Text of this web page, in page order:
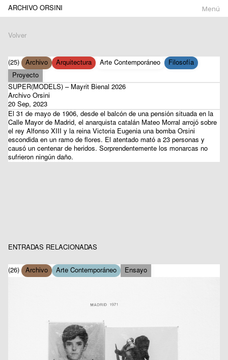
ARCHIVO ORSINI Menú
Volver
(25) Archivo Arquitectura Arte Contemporáneo
Filosofía
Proyecto
SUPER(MODELS) – Mayrit Bienal 2026
Archivo Orsini
20 Sep, 2023
El 31 de mayo de 1906, desde el balcón de una pensión situada en la
Calle Mayor de Madrid, el anarquista catalán Mateo Morral arrojó sobre
el rey Alfonso XIII y la reina Victoria Eugenia una bomba Orsini
escondida en un ramo de ﬂores. El atentado mató a 23 personas y
causó un centenar de heridos. Sorprendentemente los monarcas no
sufrieron ningún daño.
ENTRADAS RELACIONADAS
(26) Archivo Arte Contemporáneo Ensayo